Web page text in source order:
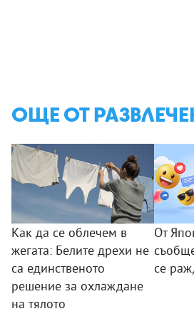
ОЩЕ ОТ
Как да се облечем в
жегата: Белите дрехи не
са единственото
решение за охлаждане
на тялото
От
се